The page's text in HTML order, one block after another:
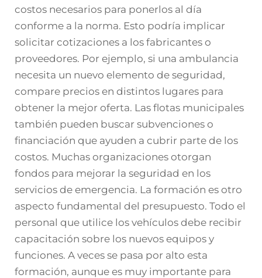
costos necesarios para ponerlos al día
conforme a la norma. Esto podría implicar
solicitar cotizaciones a los fabricantes o
proveedores. Por ejemplo, si una ambulancia
necesita un nuevo elemento de seguridad,
compare precios en distintos lugares para
obtener la mejor oferta. Las flotas municipales
también pueden buscar subvenciones o
financiación que ayuden a cubrir parte de los
costos. Muchas organizaciones otorgan
fondos para mejorar la seguridad en los
servicios de emergencia. La formación es otro
aspecto fundamental del presupuesto. Todo el
personal que utilice los vehículos debe recibir
capacitación sobre los nuevos equipos y
funciones. A veces se pasa por alto esta
formación, aunque es muy importante para